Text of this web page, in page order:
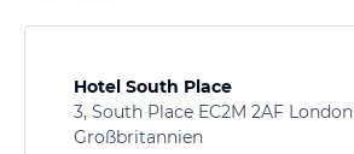
Hotel South Place
3, South Place EC2M 2AF London
Großbritannien